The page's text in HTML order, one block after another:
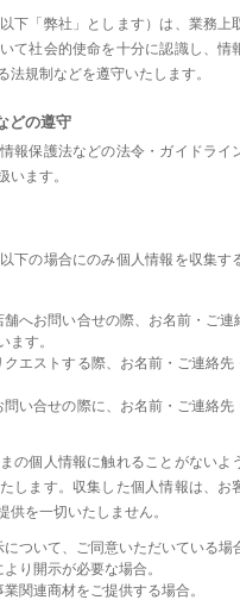
下「弊社」とします）は、業務上
て社会的使命を十分に認識し、情
法規制などを遵守いたします。
どの遵守
報保護法などの法令・ガイドライ
います。
下の場合にのみ個人情報を収集す
へお問い合せの際、お名前・ご連
ます。
エストする際、お名前・ご連絡先
い合せの際に、お名前・ご連絡先
の個人情報に触れることがないよ
します。収集した個人情報は、お
供を一切いたしません。
ついて、ご同意いただいている場
り開示が必要な場合。
関連商材をご提供する場合。